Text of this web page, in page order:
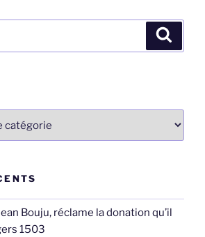
Bouju, réclame la donation qu’il
1503